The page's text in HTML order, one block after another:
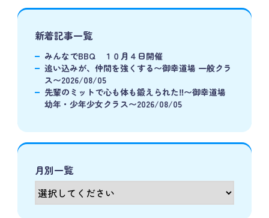
新着記事一覧
みんなでBBQ １０月４日開催
追い込みが、仲間を強くする〜御幸道場 一般クラ
ス〜2026/08/05
先輩のミットで心も体も鍛えられた‼️〜御幸道場
幼年・少年少女クラス〜2026/08/05
月別一覧